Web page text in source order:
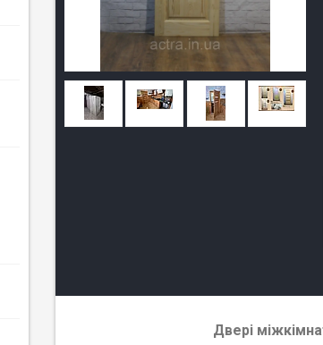
Двері